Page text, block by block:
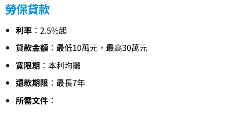
勞保貸款
利率：2.5%起
貸款金額：最低10萬元，最高30萬元
寬限期 ：本利均攤
還款期限：最長7年
所需文件：